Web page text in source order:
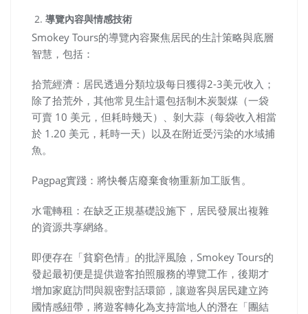
導覽內容與情感技術
Smokey Tours的導覽內容聚焦居民的生計策略與底層
智慧，包括：
拾荒經濟：居民透過分類垃圾每日獲得2-3美元收入；
除了拾荒外，其他常見生計還包括制木炭製煤（一袋
可賣 10 美元，但耗時幾天）、剝大蒜（每袋收入相當
於 1.20 美元，耗時一天）以及在附近受污染的水域捕
魚。
Pagpag實踐：將快餐店廢棄食物重新加工販售。
水電轉租：在缺乏正規基礎設施下，居民發展出複雜
的資源共享網絡。
即便存在「貧窮色情」的批評風險，Smokey Tours的
發起最初便是提供遊客拍照服務的導覽工作，後期才
增加家庭訪問與親密對話環節，讓遊客與居民建立跨
國情感紐帶，將遊客轉化為支持當地人的潛在「團結